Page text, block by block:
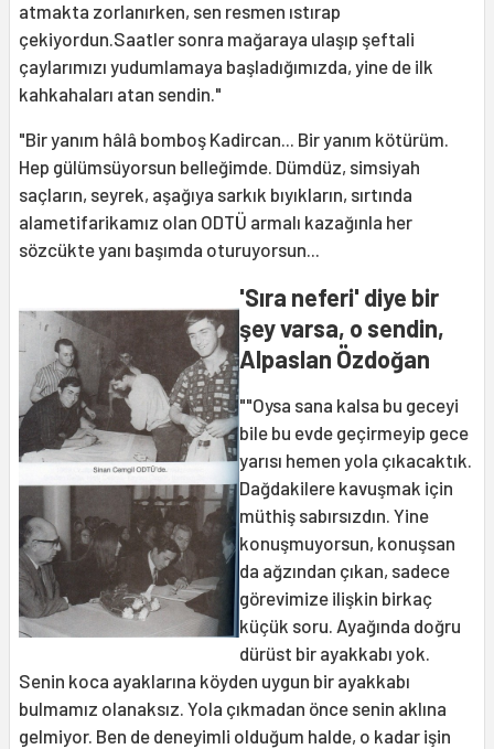
atmakta zorlanırken, sen resmen ıstırap
çekiyordun.Saatler sonra mağaraya ulaşıp şeftali
çaylarımızı yudumlamaya başladığımızda, yine de ilk
kahkahaları atan sendin."
"Bir yanım hâlâ bomboş Kadircan... Bir yanım kötürüm.
Hep gülümsüyorsun belleğimde. Dümdüz, simsiyah
saçların, seyrek, aşağıya sarkık bıyıkların, sırtında
alametifarikamız olan ODTÜ armalı kazağınla her
sözcükte yanı başımda oturuyorsun...
'Sıra neferi' diye bir
şey varsa, o sendin,
Alpaslan Özdoğan
""Oysa sana kalsa bu geceyi
bile bu evde geçirmeyip gece
yarısı hemen yola çıkacaktık.
Dağdakilere kavuşmak için
müthiş sabırsızdın. Yine
konuşmuyorsun, konuşsan
da ağzından çıkan, sadece
görevimize ilişkin birkaç
küçük soru. Ayağında doğru
dürüst bir ayakkabı yok.
Senin koca ayaklarına köyden uygun bir ayakkabı
bulmamız olanaksız. Yola çıkmadan önce senin aklına
gelmiyor. Ben de deneyimli olduğum halde, o kadar işin